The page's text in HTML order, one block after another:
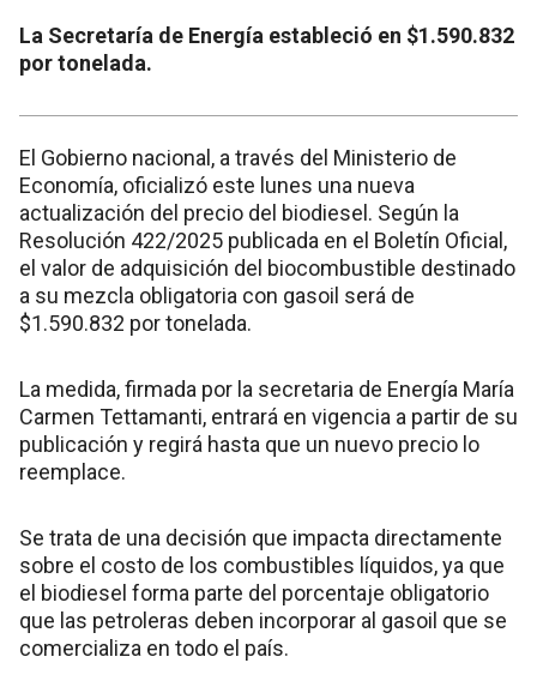
La Secretaría de Energía estableció en $1.590.832
por tonelada.
El Gobierno nacional, a través del Ministerio de
Economía, oficializó este lunes una nueva
actualización del precio del biodiesel. Según la
Resolución 422/2025 publicada en el Boletín Oficial,
el valor de adquisición del biocombustible destinado
a su mezcla obligatoria con gasoil será de
$1.590.832 por tonelada.
La medida, firmada por la secretaria de Energía María
Carmen Tettamanti, entrará en vigencia a partir de su
publicación y regirá hasta que un nuevo precio lo
reemplace.
Se trata de una decisión que impacta directamente
sobre el costo de los combustibles líquidos, ya que
el biodiesel forma parte del porcentaje obligatorio
que las petroleras deben incorporar al gasoil que se
comercializa en todo el país.